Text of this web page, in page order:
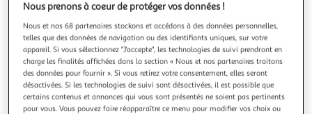
Illustration
précédente
Illustration
suivante
Nous prenons à coeur de protéger vos données !
Nous et nos 68 partenaires stockons et accédons à des données personnelles,
telles que des données de navigation ou des identifiants uniques, sur votre
appareil. Si vous sélectionnez "J'accepte", les technologies de suivi prendront en
charge les finalités affichées dans la section « Nous et nos partenaires traitons
des données pour fournir ». Si vous retirez votre consentement, elles seront
désactivées. Si les technologies de suivi sont désactivées, il est possible que
certains contenus et annonces qui vous sont présentés ne soient pas pertinents
pour vous. Vous pouvez faire réapparaître ce menu pour modifier vos choix ou